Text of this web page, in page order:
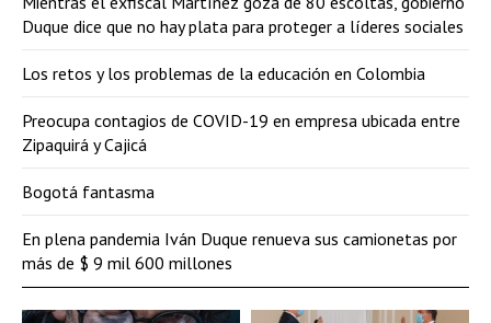
Duque dice que no hay plata para proteger a líderes sociales
Los retos y los problemas de la educación en Colombia
Preocupa contagios de COVID-19 en empresa ubicada entre
Zipaquirá y Cajicá
Bogotá fantasma
En plena pandemia Iván Duque renueva sus camionetas por
más de $ 9 mil 600 millones